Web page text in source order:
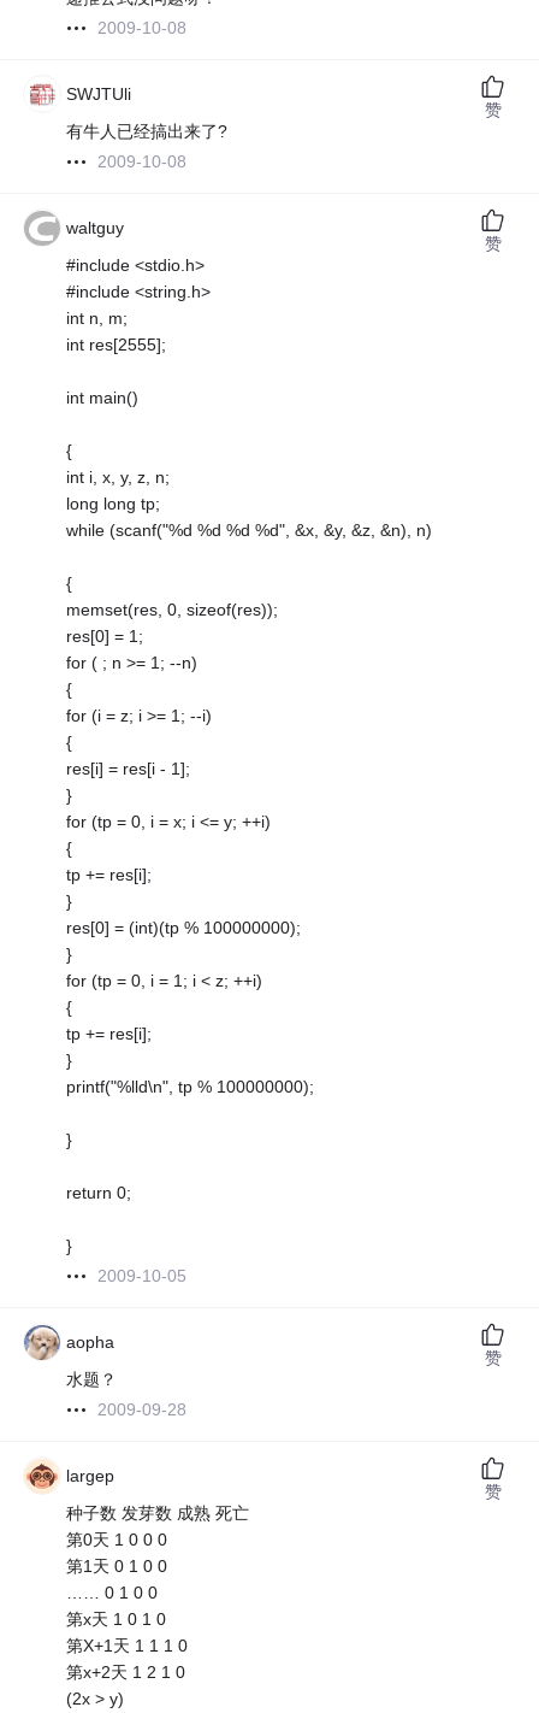
2009-10-08
SWJTUli
有牛人已经搞出来了?
2009-10-08
赞
waltguy
#include <stdio.h>
#include <string.h>
int n, m;
int res[2555];
int main()
{
int i, x, y, z, n;
long long tp;
while (scanf("%d %d %d %d", &x, &y, &z, &n), n)
{
memset(res, 0, sizeof(res));
res[0] = 1;
for ( ; n >= 1; --n)
{
for (i = z; i >= 1; --i)
{
res[i] = res[i - 1];
}
for (tp = 0, i = x; i <= y; ++i)
{
tp += res[i];
}
res[0] = (int)(tp % 100000000);
}
for (tp = 0, i = 1; i < z; ++i)
{
tp += res[i];
}
printf("%lld\n", tp % 100000000);
}
return 0;
}
2009-10-05
赞
aopha
水题？
2009-09-28
赞
largep
种子数 发芽数 成熟 死亡
第0天 1 0 0 0
第1天 0 1 0 0
…… 0 1 0 0
第x天 1 0 1 0
第X+1天 1 1 1 0
第x+2天 1 2 1 0
(2x > y)
赞